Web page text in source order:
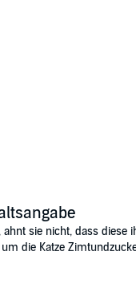
sie nicht, dass diese
die Katze